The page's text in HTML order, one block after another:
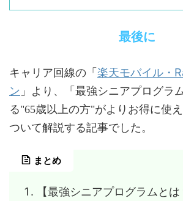
最後に
キャリア回線の「 楽天モバイル・
ン 」より、「最強シニアプログラ
る"65歳以上の方"がよりお得に使
ついて解説する記事でした。
まとめ
【最強シニアプログラムと